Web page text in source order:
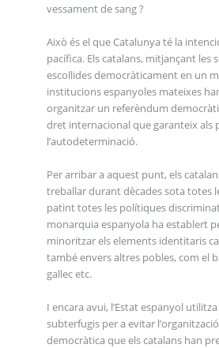
vessament de sang ?
Això és el que Catalunya té la
pacífica. Els catalans, mitjançant les
escollides democràticament en un
institucions espanyoles mateixes
organitzar un referèndum
dret internacional que garanteix als
l’autodeterminació.
Per arribar a aquest punt, els
treballar durant dècades sota totes
patint totes les polítiques
monarquia espanyola ha establert
minoritzar els elements identitaris
també envers altres pobles, com el
gallec etc.
I encara avui, l’Estat espanyol
subterfugis per a evitar
democràtica que els catalans han